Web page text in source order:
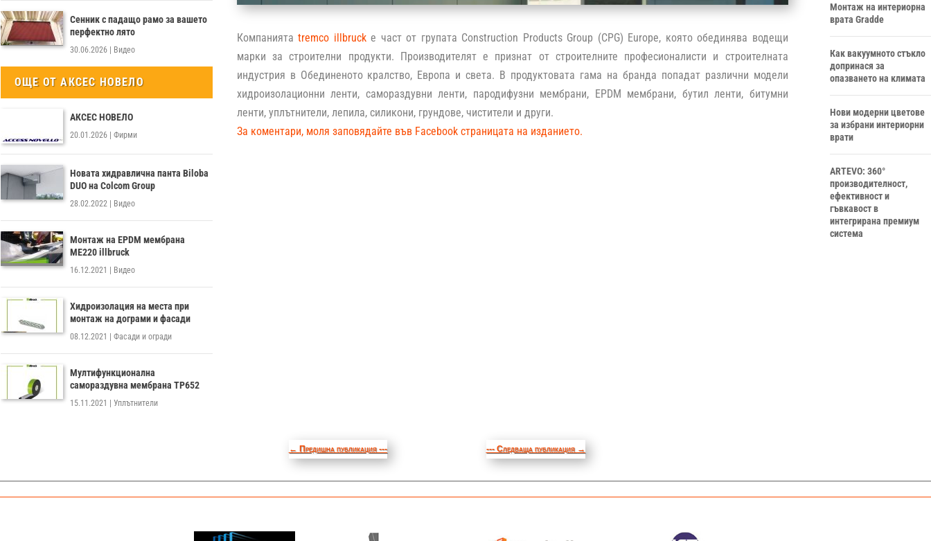
Сенник с падащо рамо за вашето
перфектно лято
30.06.2026 Видео
ОЩЕ ОТ АКСЕС НОВЕЛО
АКСЕС НОВЕЛО
20.01.2026 Фирми
Новата хидравлична панта Biloba
DUO на Colcom Group
28.02.2022 Видео
Монтаж на EPDM мембрана
ME220 illbruck
16.12.2021 Видео
Хидроизолация на места при
монтаж на дограми и фасади
08.12.2021 Фасади и огради
Мултифункционална
самораздувна мембрана TP652
15.11.2021 Уплътнители
Компаниятаtremco illbruckе част от групата Construction Products Group (CPG) Europe, която обединява водещи
марки за строителни продукти. Производителят е признат от строителните професионалисти и строителната
индустрия в Обединеното кралство, Европа и света. В продуктовата гама на бранда попадат различни модели
хидроизолационни ленти, самораздувни ленти, пародифузни мембрани, EPDM мембрани, бутил ленти, битумни
ленти, уплътнители, лепила, силикони, грундове, чистители и други.
За коментари, моля заповядайте във Facebook страницата на изданието.
Монтаж на интериорна
врата Gradde
Как вакуумното стъкло
допринася за
опазването на климата
Нови модерни цветове
за избрани интериорни
врати
ARTEVO: 360°
производителност,
ефективност и
гъвкавост в
интегрирана премиум
система
← Предишна публикация --- --- Следваща публикация →